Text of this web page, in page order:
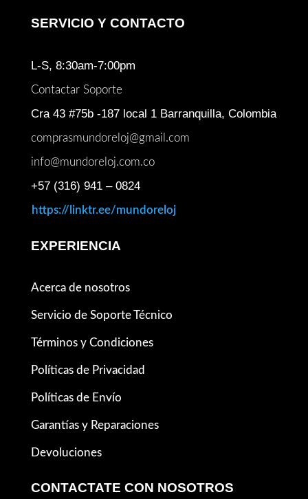
SERVICIO Y CONTACTO
L-S, 8:30am-7:00pm
Contactar Soporte
Cra 43 #75b -187 local 1 Barranquilla, Colombia
comprasmundoreloj@gmail.com
info@mundoreloj.com.co
+57 (316) 941 – 0824
https://linktr.ee/mundoreloj
EXPERIENCIA
Acerca de nosotros
Servicio de Soporte Técnico
Términos y Condiciones
Políticas de Privacidad
Políticas de Envío
Garantías y Reparaciones
Devoluciones
CONTACTATE CON NOSOTROS